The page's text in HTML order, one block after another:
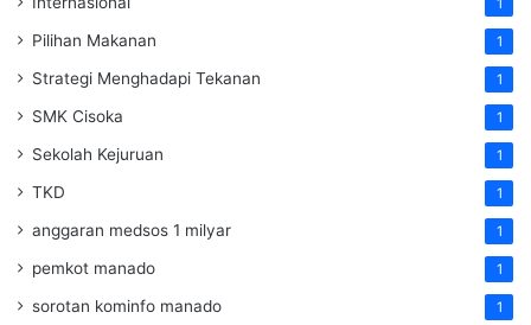
1
Pilihan Makanan 1
Strategi Menghadapi Tekanan 1
SMK Cisoka 1
Sekolah Kejuruan 1
TKD 1
anggaran medsos 1 milyar 1
pemkot manado 1
sorotan kominfo manado 1